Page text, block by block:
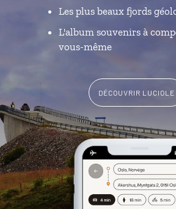
Les plus beaux fjords
L'album souvenirs à
vous-même
DÉCOUVRIR LUCIOLE